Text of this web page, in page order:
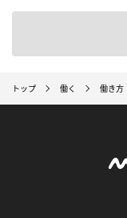
トップ 働く 働き方